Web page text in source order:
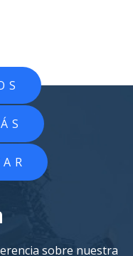
sobre nuestra